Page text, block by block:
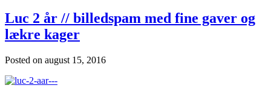
Luc 2 år // billedspam med fine gaver og
lækre kager
Posted on august 15, 2016